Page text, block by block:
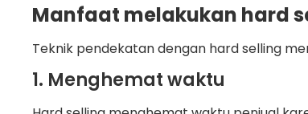
Manfaat melakukan hard
Teknik pendekatan dengan hard selling
1. Menghemat waktu